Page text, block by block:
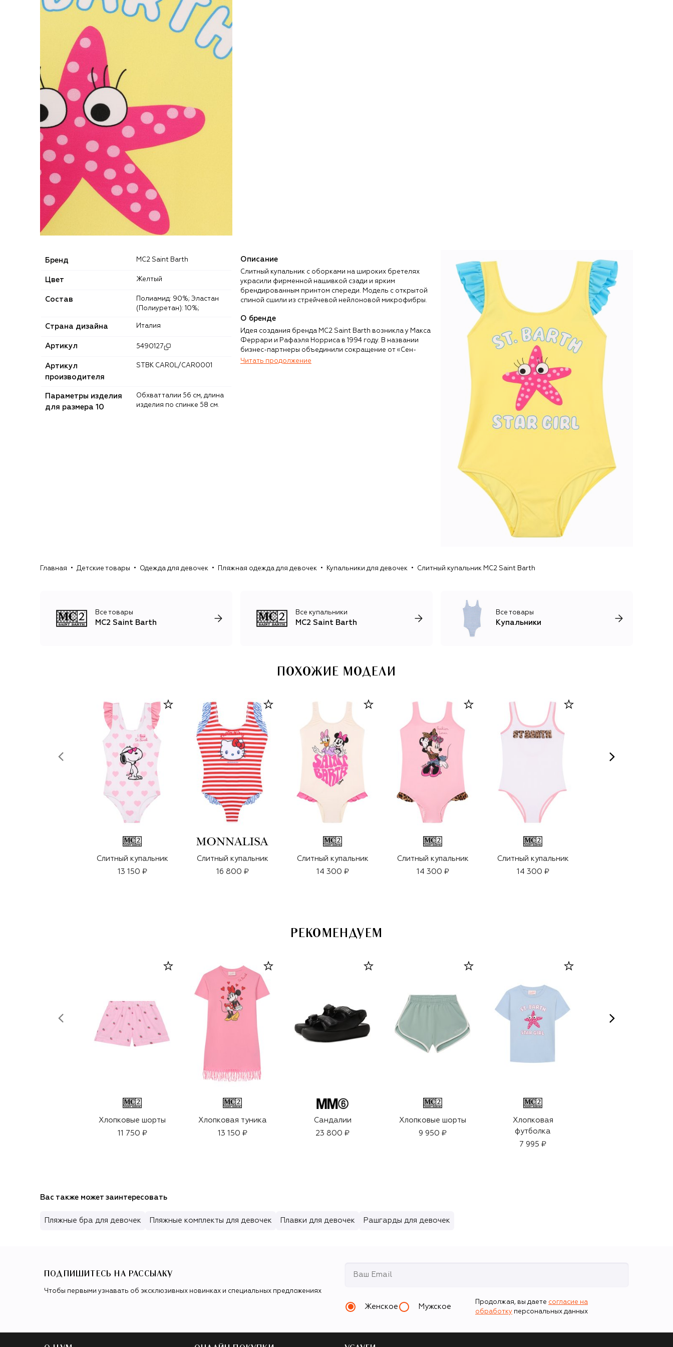
Бренд MC2 Saint Barth
Цвет Желтый
Состав
(Полиуретан): 10%;
Страна дизайна Италия
Артикул 5490127
Артикул
производителя
STBK CAR0L/CAR0001
Параметры изделия
для размера 10
Обхват талии 56 см, длина
изделия по спинке 58 см.
Описание
Слитный купальник с оборками на широких бретелях
украсили фирменной нашивкой сзади и ярким
брендированным принтом спереди. Модель с открытой
спиной сшили из стрейчевой нейлоновой микрофибры.
О бренде
Идея создания бренда MC2 Saint Barth возникла у Макса
Феррари и Рафаэля Норриса в 1994 году. В названии
бизнес-партнеры объединили сокращение от «Сен-
Бартелеми» и модель маленького самолета,
Читать продолжение
Главная Детские товары Одежда для девочек Пляжная одежда для девочек Купальники для девочек Слитный купальник MC2 Saint Barth
Все товары
MC2 Saint Barth
Все купальники
MC2 Saint Barth
Все товары
Купальники
ПОХОЖИЕ МОДЕЛИ
Слитный купальник
13 150 ₽
Слитный купальник
16 800 ₽
Слитный купальник
14 300 ₽
Слитный купальник
14 300 ₽
Слитный купальник
14 300 ₽
РЕКОМЕНДУЕМ
Хлопковые шорты
11 750 ₽
Хлопковая туника
13 150 ₽
Сандалии
23 800 ₽
Хлопковые шорты
9 950 ₽
Хлопковая
футболка
7 995 ₽
Вас также может заинтересовать
Пляжные бра для девочек Пляжные комплекты для девочек Плавки для девочек Рашгарды для девочек
ПОДПИШИТЕСЬ НА РАССЫЛКУ
Чтобы первыми узнавать об эксклюзивных новинках и специальных предложениях
Женское Мужское
Продолжая, вы даете согласие на
обработку персональных данных